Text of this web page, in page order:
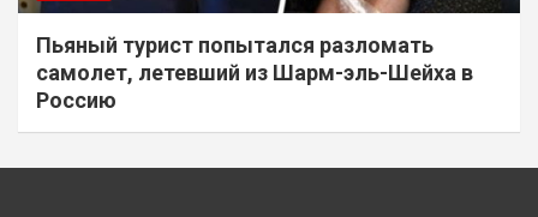
Пьяный турист попытался разломать
самолет, летевший из Шарм-эль-Шейха в
Россию